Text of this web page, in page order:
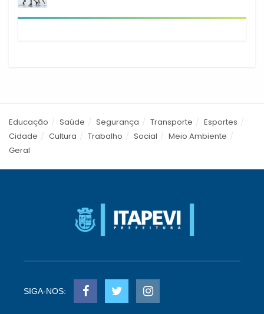
Educação Saúde Segurança Transporte
Esportes
Cidade
Cultura Trabalho Social
Meio Ambiente
Geral
SIGA-NOS: